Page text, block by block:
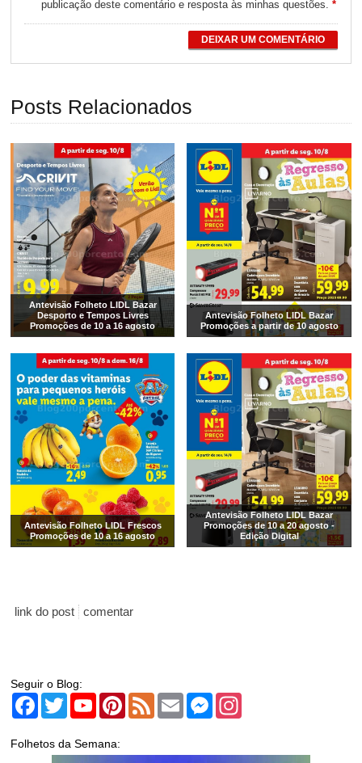
publicação deste comentário e resposta às minhas questões.*
DEIXAR UM COMENTÁRIO
Posts Relacionados
Antevisão Folheto LIDL Bazar
Desporto e Tempos Livres
Promoções de 10 a 16 agosto
Antevisão Folheto LIDL Bazar
Promoções a partir de 10 agosto
Antevisão Folheto LIDL Frescos
Promoções de 10 a 16 agosto
Antevisão Folheto LIDL Bazar
Promoções de 10 a 20 agosto -
Edição Digital
link do post comentar
Seguir o Blog:
Facebook
TwitterYouTubePinterest
Feed Email Messenger
Folhetos da Semana: